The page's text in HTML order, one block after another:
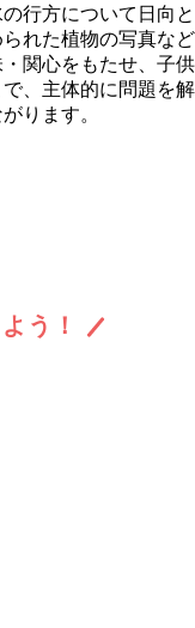
行方について日向と
れた植物の写真など
関心をもたせ、子供
、主体的に問題を解
ります。
う！